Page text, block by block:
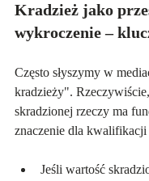
Kradzież jako
wykroczenie –
Często słyszymy w
kradzieży".
skradzionej rzeczy ma
znaczenie dla
Jeśli wartość